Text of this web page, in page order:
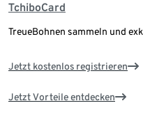
TchiboCard
TreueBohnen sammeln und
Jetzt kostenlos registrieren
Jetzt Vorteile entdecken